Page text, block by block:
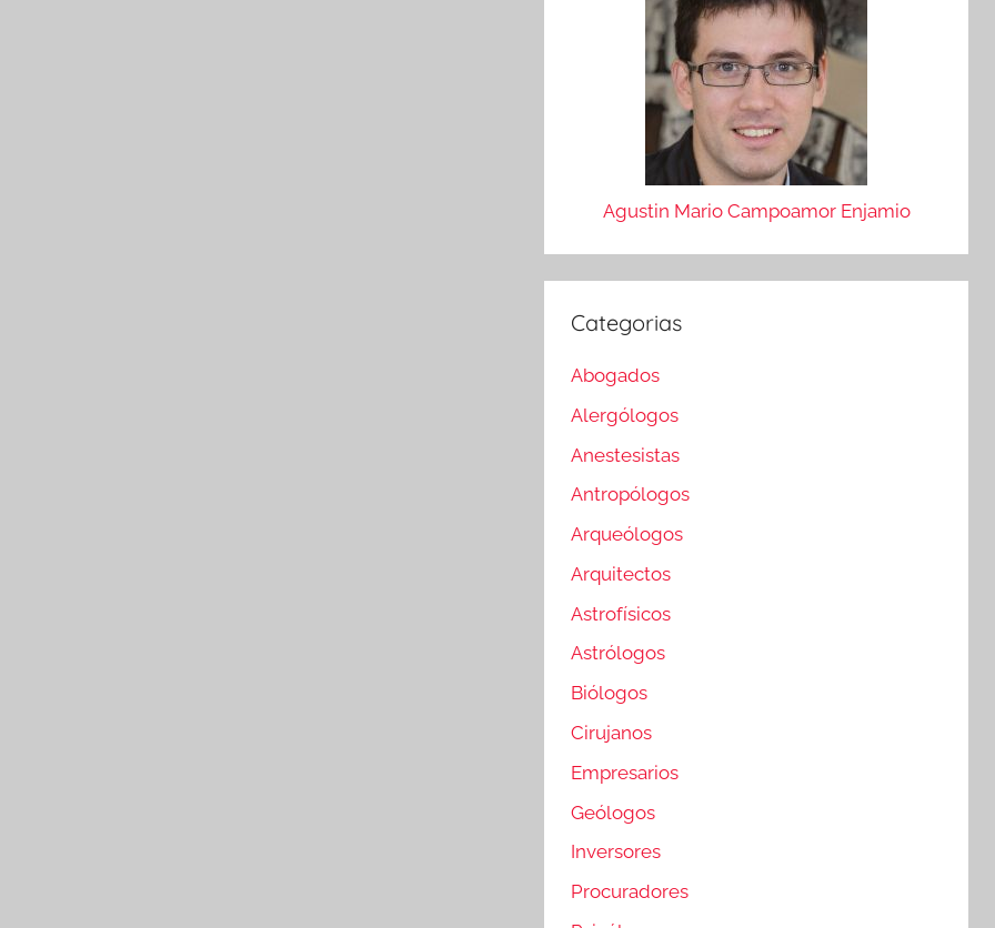
Agustin Mario Campoamor Enjamio
Categorias
Abogados
Alergólogos
Anestesistas
Antropólogos
Arqueólogos
Arquitectos
Astrofísicos
Astrólogos
Biólogos
Cirujanos
Empresarios
Geólogos
Inversores
Procuradores